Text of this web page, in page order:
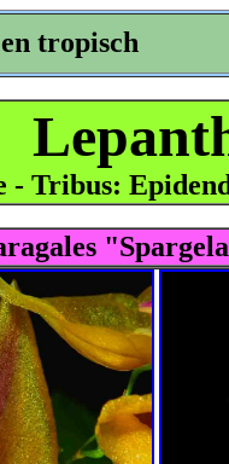
tropisch
- Tribus: